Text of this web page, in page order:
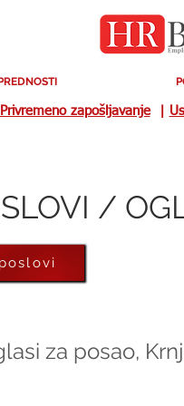
Privremeno zapošljavanje|
/
za posao,